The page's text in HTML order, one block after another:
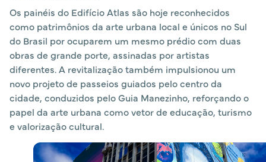
Os painéis do Edifício Atlas são hoje reconhecidos
como patrimônios da arte urbana local e únicos no Sul
do Brasil por ocuparem um mesmo prédio com duas
obras de grande porte, assinadas por artistas
diferentes. A revitalização também impulsionou um
novo projeto de passeios guiados pelo centro da
cidade, conduzidos pelo Guia Manezinho, reforçando o
papel da arte urbana como vetor de educação, turismo
e valorização cultural.